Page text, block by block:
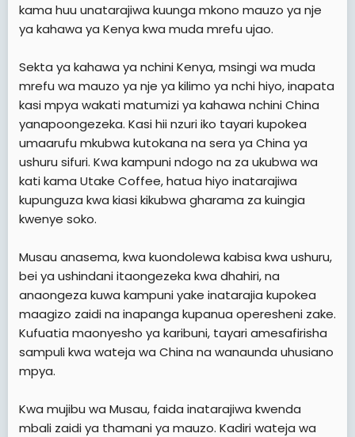
kama huu unatarajiwa kuunga mkono mauzo ya nje
ya kahawa ya Kenya kwa muda mrefu ujao.
Sekta ya kahawa ya nchini Kenya, msingi wa muda
mrefu wa mauzo ya nje ya kilimo ya nchi hiyo, inapata
kasi mpya wakati matumizi ya kahawa nchini China
yanapoongezeka. Kasi hii nzuri iko tayari kupokea
umaarufu mkubwa kutokana na sera ya China ya
ushuru sifuri. Kwa kampuni ndogo na za ukubwa wa
kati kama Utake Coffee, hatua hiyo inatarajiwa
kupunguza kwa kiasi kikubwa gharama za kuingia
kwenye soko.
Musau anasema, kwa kuondolewa kabisa kwa ushuru,
bei ya ushindani itaongezeka kwa dhahiri, na
anaongeza kuwa kampuni yake inatarajia kupokea
maagizo zaidi na inapanga kupanua operesheni zake.
Kufuatia maonyesho ya karibuni, tayari amesafirisha
sampuli kwa wateja wa China na wanaunda uhusiano
mpya.
Kwa mujibu wa Musau, faida inatarajiwa kwenda
mbali zaidi ya thamani ya mauzo. Kadiri wateja wa